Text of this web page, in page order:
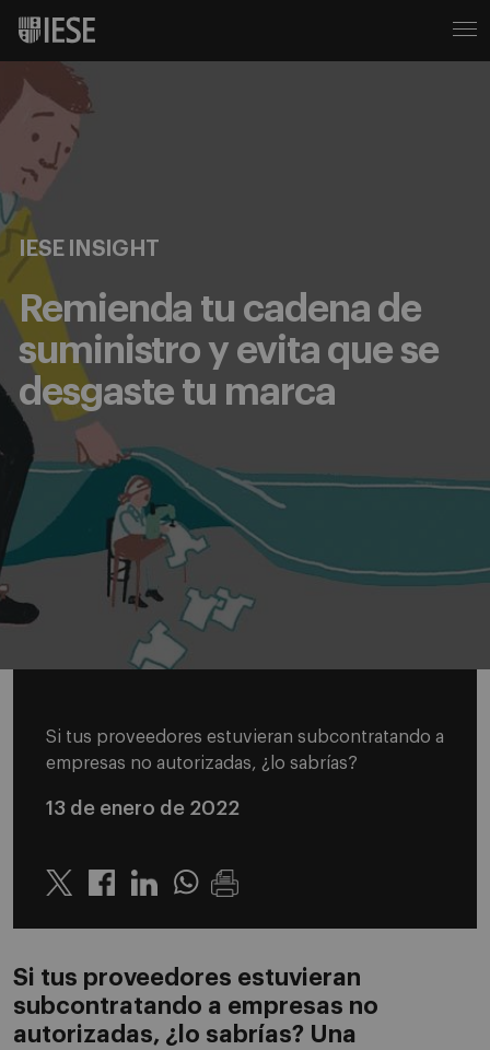
IESE INSIGHT
Remienda tu cadena de
suministro y evita que se
desgaste tu marca
Si tus proveedores estuvieran subcontratando a
empresas no autorizadas, ¿lo sabrías?
13 de enero de 2022
Twitter LinkedinWhatsapp
Si tus proveedores estuvieran
subcontratando a empresas no
autorizadas, ¿lo sabrías? Una